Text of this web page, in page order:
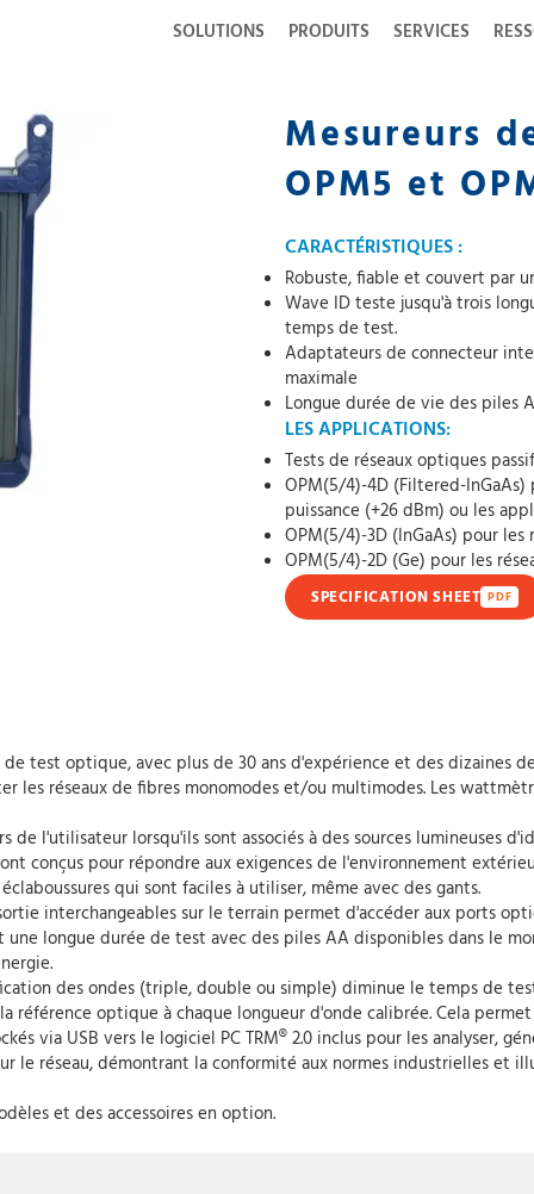
SOLUTIONS PRODUITS SERVICES
Mesureurs
OPM5 et
CARACTÉRISTIQUES :
Robuste, fiable et couvert par
Wave ID teste jusqu'à trois
temps de test.
Adaptateurs de connecteur
maximale
Longue durée de vie des piles
LES APPLICATIONS:
Tests de réseaux optiques
OPM(5/4)-4D (Filtered-
puissance (+26 dBm) ou les
OPM(5/4)-3D (InGaAs) pour
OPM(5/4)-2D (Ge) pour les
SPECIFICATION SHEET PDF
test optique, avec plus de 30 ans d'expérience et des dizaines
les réseaux de fibres monomodes et/ou multimodes. Les
l'utilisateur lorsqu'ils sont associés à des sources lumineuses
conçus pour répondre aux exigences de l'environnement
qui sont faciles à utiliser, même avec des gants.
interchangeables sur le terrain permet d'accéder aux ports
longue durée de test avec des piles AA disponibles dans le
des ondes (triple, double ou simple) diminue le temps de
référence optique à chaque longueur d'onde calibrée. Cela
via USB vers le logiciel PC TRM® 2.0 inclus pour les analyser,
le réseau, démontrant la conformité aux normes industrielles et
et des accessoires en option.